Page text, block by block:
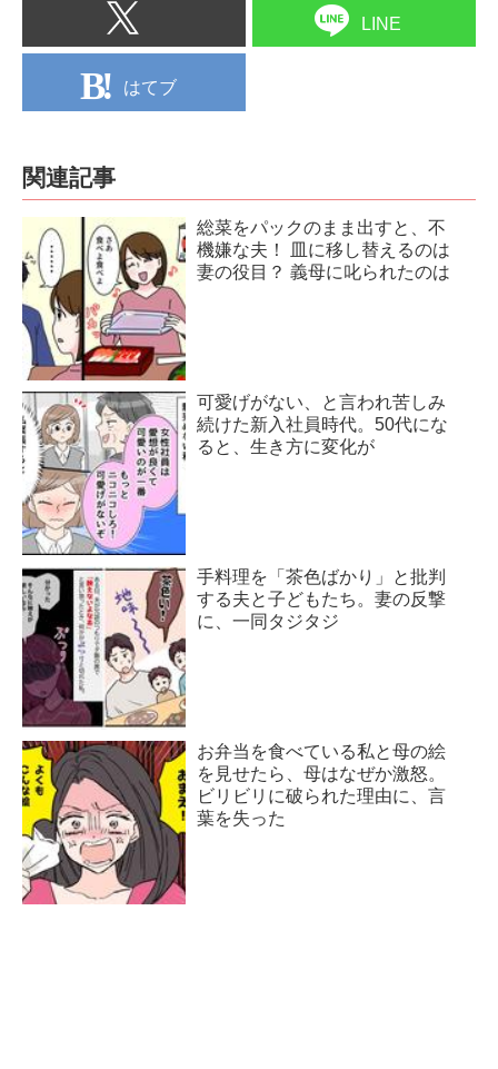
LINE
はてブ
関連記事
総菜をパックのまま出すと、不
機嫌な夫！ 皿に移し替えるのは
妻の役目？ 義母に叱られたのは
可愛げがない、と言われ苦しみ
続けた新入社員時代。50代にな
ると、生き方に変化が
手料理を「茶色ばかり」と批判
する夫と子どもたち。妻の反撃
に、一同タジタジ
お弁当を食べている私と母の絵
を見せたら、母はなぜか激怒。
ビリビリに破られた理由に、言
葉を失った